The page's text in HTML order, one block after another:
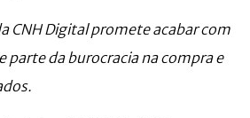
CNH Digital promete acabar com
parte da burocracia na compra e